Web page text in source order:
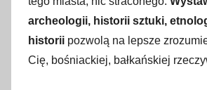
archeologii, historii sztuki,
historii pozwolą na lepsze
Cię, bośniackiej, bałkańskiej